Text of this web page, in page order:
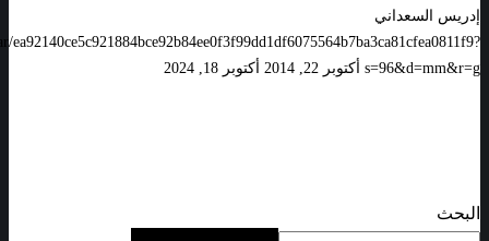
إدريس السعداني
ea92140ce5c921884bce92b84ee0f3f99dd1df6075564b7ba3ca81cfea0811f9?
s=96&d=mm&r=g أكتوبر 22, 2014 أكتوبر 18, 2024
البحث